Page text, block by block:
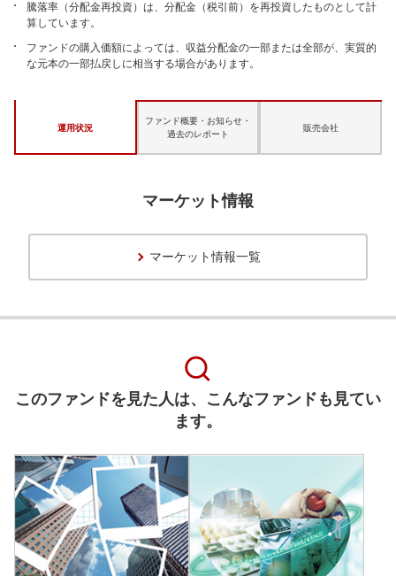
騰落率（分配金再投資）は、分配金（税引前）を再投資したものとして計
算しています。
ファンドの購入価額によっては、収益分配金の一部または全部が、実質的
な元本の一部払戻しに相当する場合があります。
運用状況
ファンド概要・お知らせ・
過去のレポート
販売会社
マーケット情報
マーケット情報一覧
このファンドを見た人は、こんなファンドも見てい
ます。